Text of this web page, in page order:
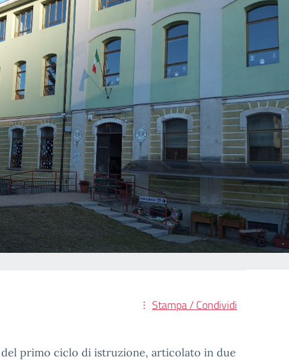
Stampa / Condividi
primo ciclo di istruzione, articolato in due